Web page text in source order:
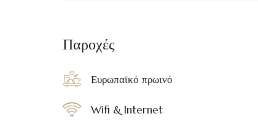
Παροχές
Ευρωπαϊκό πρωινό
Wifi & Internet